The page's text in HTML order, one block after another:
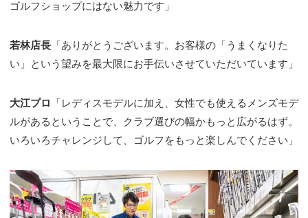
ゴルフショップにはない魅力です」
若林店長 「ありがとうございます。お客様の「うまくなりた
い」という望みを最大限にお手伝いさせていただいています」
大江プロ 「レディスモデルに加え、女性でも使えるメンズモデ
ルがあるということで、クラブ選びの幅かもっと広がるはず。
いろいろチャレンジして、ゴルフをもっと楽しんでください」